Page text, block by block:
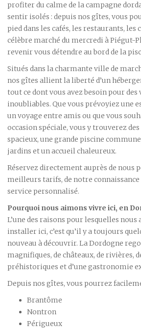
profiter du calme de la campagne
sentir isolés : depuis nos gîtes, vous
pied dans les cafés, les restaurants, les
célèbre marché du mercredi à Piégut-
revenir vous détendre au bord de la
Situés dans la charmante ville de
nos gîtes allient la liberté d’un
tout ce dont vous avez besoin pour des
inoubliables. Que vous prévoyiez une
un voyage entre amis ou que vous
occasion spéciale, vous y trouverez
spacieux, une grande piscine
jardins et un accueil chaleureux.
Réservez directement auprès de nous
meilleurs tarifs, de notre connaissance
service personnalisé.
Pourquoi nous aimons vivre ici, en
L’une des raisons pour lesquelles nous
installer ici, c’est qu’il y a toujours
nouveau à découvrir. La Dordogne
magnifiques, de châteaux, de rivières,
préhistoriques et d’une gastronomie
Depuis nos gîtes, vous pourrez
Brantôme
Nontron
Périgueux